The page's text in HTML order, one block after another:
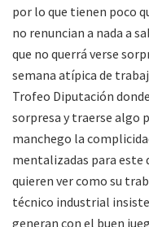
por lo que tienen poco
no renuncian a nada a
que no querrá verse
semana atípica de
Trofeo Diputación
sorpresa y traerse algo
manchego la
mentalizadas para este
quieren ver como su
técnico industrial insiste
generan con el buen